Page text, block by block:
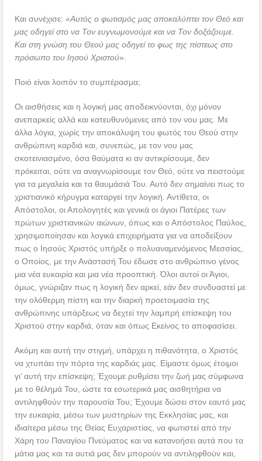
Και συνέχισε: «Αυτός ο φωτισμός μας αποκαλύπτει τον Θεό και
μας οδηγεί στο να Τον ευγνωμονούμε και να Τον δοξάζουμε.
Και στη γνώση του Θεού μας οδηγεί το φως της πίστεως στο
πρόσωπο του Ιησού Χριστού».
Ποιό είναι λοιπόν το συμπέρασμα;
Οι αισθήσεις και η λογική μας αποδεικνύονται, όχι μόνον
ανεπαρκείς αλλά και κατευθυνόμενες από τον νου μας. Με
άλλα λόγια, χωρίς την αποκάλυψη του φωτός του Θεού στην
ανθρώπινη καρδιά και, συνεπώς, με τον νου μας
σκοτεινιασμένο, όσα θαύματα κι αν αντικρίσουμε, δεν
πρόκειται, ούτε να αναγνωρίσουμε τον Θεό, ούτε να πειστούμε
για τα μεγαλεία και τα θαυμάσιά Του. Αυτό δεν σημαίνει πως το
χριστιανικό κήρυγμα καταργεί την λογική. Αντίθετα, οι
Απόστολοι, οι Απολογητές και γενικά οι άγιοι Πατέρες των
πρώτων χριστιανικών αιώνων, όπως και ο Απόστολος Παύλος,
χρησιμοποίησαν και λογικά επιχειρήματα για να αποδείξουν
πως ο Ιησούς Χριστός υπήρξε ο πολυαναμενόμενος Μεσσίας,
ο Οποίος, με την Ανάστασή Του έδωσε στο ανθρώπινο γένος
μια νέα ευκαιρία και μια νέα προοπτική. Όλοι αυτοί οι Άγιοι,
όμως, γνώριζαν πως η λογική δεν αρκεί, εάν δεν συνδυαστεί με
την ολόθερμη πίστη και την διαρκή προετοιμασία της
ανθρώπινης υπάρξεως να δεχτεί την λαμπρή επίσκεψη του
Χριστού στην καρδιά, όταν και όπως Εκείνος το αποφασίσει.
Ακόμη και αυτή την στιγμή, υπάρχει η πιθανότητα, ο Χριστός
να χτυπάει την πόρτα της καρδιάς μας. Είμαστε όμως έτοιμοι
γι’ αυτή την επίσκεψη; Έχουμε ρυθμίσει την ζωή μας σύμφωνα
με το θέλημά Του, ώστε τα εσωτερικά μας αισθητήρια να
αντιληφθούν την παρουσία Του; Έχουμε δώσει στον εαυτό μας
την ευκαιρία, μέσω των μυστηρίων της Εκκλησίας μας, και
ιδιαίτερα μέσω της Θείας Ευχαριστίας, να φωτιστεί από την
Χάρη του Παναγίου Πνεύματος και να κατανοήσει αυτά που τα
μάτια μας και τα αυτιά μας δεν μπορούν να αντιληφθούν και,